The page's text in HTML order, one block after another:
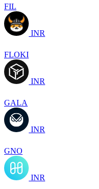
FIL
INR
FLOKI
INR
GALA
INR
GNO
INR